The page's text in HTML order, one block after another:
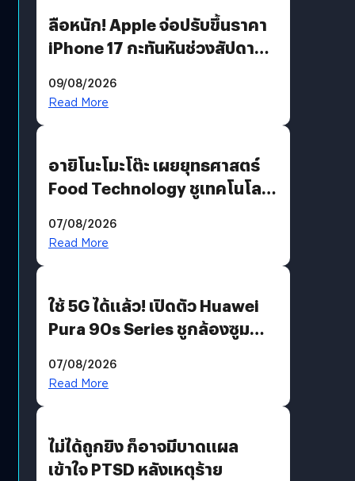
ลือหนัก! Apple จ่อปรับขึ้นราคา
iPhone 17 กะทันหันช่วงสัปดาห์ที่
09/08/2026
Read More
อายิโนะโมะโต๊ะ เผยยุทธศาสตร์
Food Technology ชูเทคโนโลยี
บริโภคและ B2B
07/08/2026
Read More
ใช้ 5G ได้แล้ว! เปิดตัว Huawei
Pura 90s Series ชูกล้องซูม
07/08/2026
Read More
ไม่ได้ถูกยิง ก็อาจมีบาดแผล
เข้าใจ PTSD หลังเหตุร้าย